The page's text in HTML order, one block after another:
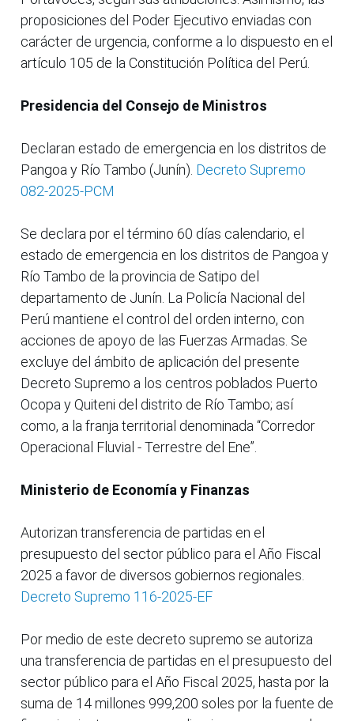
proposiciones del Poder Ejecutivo enviadas con
carácter de urgencia, conforme a lo dispuesto en el
artículo 105 de la Constitución Política del Perú.
Presidencia del Consejo de Ministros
Declaran estado de emergencia en los distritos de
Pangoa y Río Tambo (Junín). Decreto Supremo
082-2025-PCM
Se declara por el término 60 días calendario, el
estado de emergencia en los distritos de Pangoa y
Río Tambo de la provincia de Satipo del
departamento de Junín. La Policía Nacional del
Perú mantiene el control del orden interno, con
acciones de apoyo de las Fuerzas Armadas. Se
excluye del ámbito de aplicación del presente
Decreto Supremo a los centros poblados Puerto
Ocopa y Quiteni del distrito de Río Tambo; así
como, a la franja territorial denominada “Corredor
Operacional Fluvial - Terrestre del Ene”.
Ministerio de Economía y Finanzas
Autorizan transferencia de partidas en el
presupuesto del sector público para el Año Fiscal
2025 a favor de diversos gobiernos regionales.
Decreto Supremo 116-2025-EF
Por medio de este decreto supremo se autoriza
una transferencia de partidas en el presupuesto del
sector público para el Año Fiscal 2025, hasta por la
suma de 14 millones 999,200 soles por la fuente de